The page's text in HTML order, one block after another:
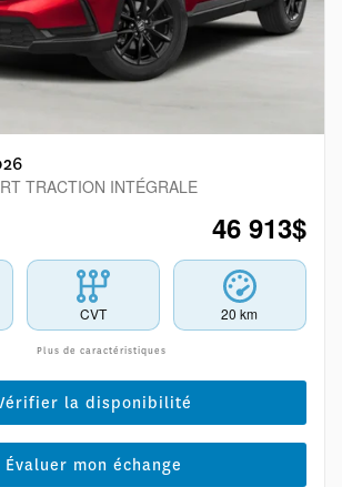
TRACTION INTÉGRALE
46 913$
CVT 20 km
Plus de caractéristiques
la disponibilité
Évaluer mon échange